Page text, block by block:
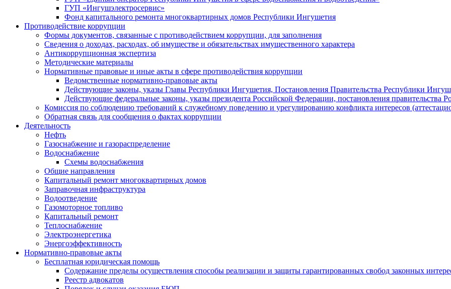
ГУП «Ингушэлектросервис»
Фонд капитального ремонта многоквартирных домов Республики Ингушетия
Противодействие коррупции
Формы документов, связанные с противодействием коррупции, для заполнения
Сведения о доходах, расходах, об имуществе и обязательствах имущественного характера
Антикоррупционная экспертиза
Методические материалы
Нормативные правовые и иные акты в сфере противодействия коррупции
Ведомственные нормативно-правовые акты
Действующие законы, указы Главы Республики Ингушетия, Постановления Правительства Республики
Действующие федеральные законы, указы президента Российской Федерации, постановления правительства
Комиссия по соблюдению требований к служебному поведению и урегулированию конфликта интересов
Обратная связь для сообщения о фактах коррупции
Деятельность
Нефть
Газоснабжение и газораспределение
Водоснабжение
Схемы водоснабжения
Общие направления
Капитальный ремонт многоквартирных домов
Заправочная инфраструктура
Водоотведение
Газомоторное топливо
Капитальный ремонт
Теплоснабжение
Электроэнергетика
Энергоэффективность
Нормативно-правовые акты
Бесплатная юридическая помощь
Содержание пределы осуществления способы реализации и защиты гарантированных свобод законных
Реестр адвокатов